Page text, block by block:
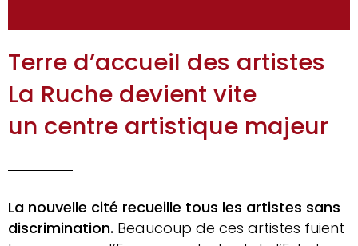
Terre d’accueil des artistes
La Ruche devient vite
un centre artistique majeur
La nouvelle cité recueille tous les artistes sans
discrimination. Beaucoup de ces artistes fuient